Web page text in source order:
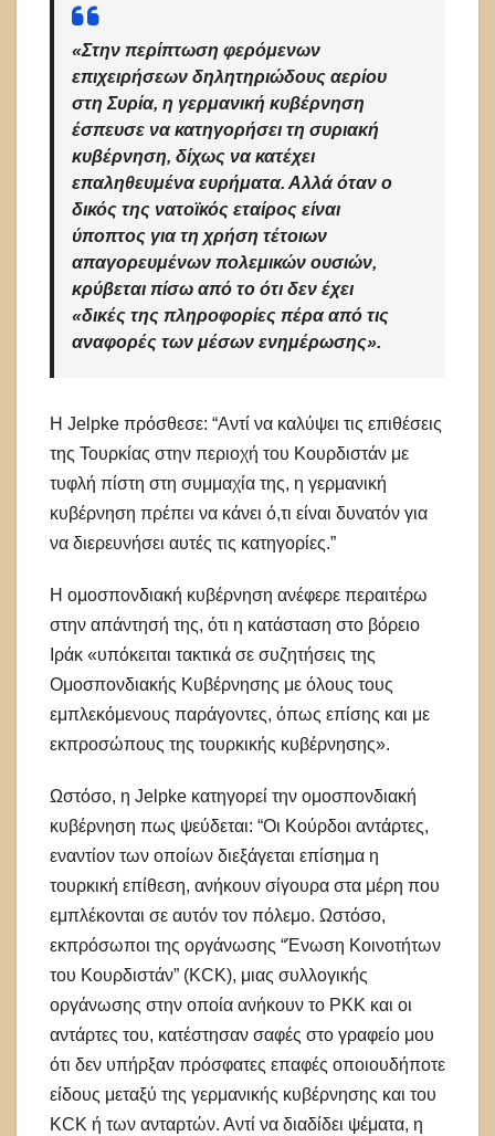
«Στην περίπτωση φερόμενων
επιχειρήσεων δηλητηριώδους αερίου
στη Συρία, η γερμανική κυβέρνηση
έσπευσε να κατηγορήσει τη συριακή
κυβέρνηση, δίχως να κατέχει
επαληθευμένα ευρήματα. Αλλά όταν ο
δικός της νατοϊκός εταίρος είναι
ύποπτος για τη χρήση τέτοιων
απαγορευμένων πολεμικών ουσιών,
κρύβεται πίσω από το ότι δεν έχει
«δικές της πληροφορίες πέρα ​​από τις
αναφορές των μέσων ενημέρωσης».
Η Jelpke πρόσθεσε: “Αντί να καλύψει τις επιθέσεις
της Τουρκίας στην περιοχή του Κουρδιστάν με
τυφλή πίστη στη συμμαχία της, η γερμανική
κυβέρνηση πρέπει να κάνει ό,τι είναι δυνατόν για
να διερευνήσει αυτές τις κατηγορίες.”
Η ομοσπονδιακή κυβέρνηση ανέφερε περαιτέρω
στην απάντησή της, ότι η κατάσταση στο βόρειο
Ιράκ «υπόκειται τακτικά σε συζητήσεις της
Ομοσπονδιακής Κυβέρνησης με όλους τους
εμπλεκόμενους παράγοντες, όπως επίσης και με
εκπροσώπους της τουρκικής κυβέρνησης».
Ωστόσο, η Jelpke κατηγορεί την ομοσπονδιακή
κυβέρνηση πως ψεύδεται: “Οι Κούρδοι αντάρτες,
εναντίον των οποίων διεξάγεται επίσημα η
τουρκική επίθεση, ανήκουν σίγουρα στα μέρη που
εμπλέκονται σε αυτόν τον πόλεμο. Ωστόσο,
εκπρόσωποι της οργάνωσης “Ένωση Κοινοτήτων
του Κουρδιστάν” (KCK), μιας συλλογικής
οργάνωσης στην οποία ανήκουν το PKK και οι
αντάρτες του, κατέστησαν σαφές στο γραφείο μου
ότι δεν υπήρξαν πρόσφατες επαφές οποιουδήποτε
είδους μεταξύ της γερμανικής κυβέρνησης και του
KCK ή των ανταρτών. Αντί να διαδίδει ψέματα, η